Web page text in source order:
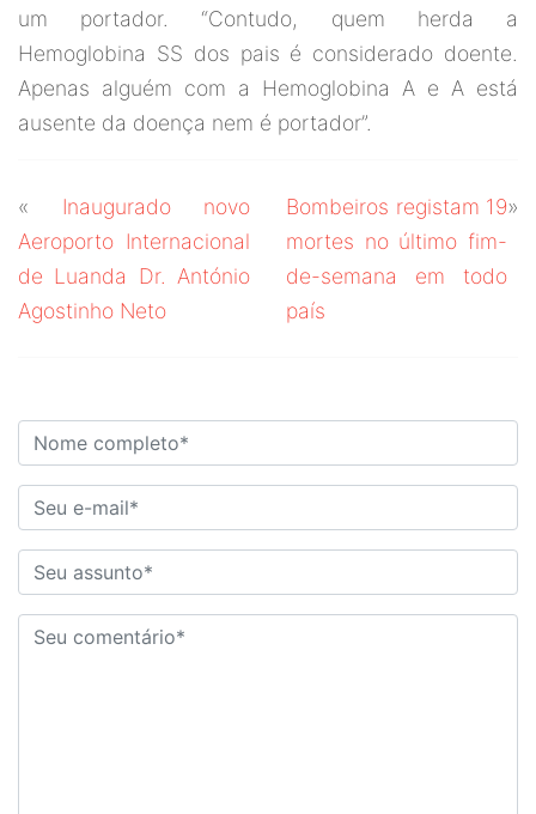
um portador. “Contudo, quem herda a
Hemoglobina SS dos pais é considerado doente.
Apenas alguém com a Hemoglobina A e A está
ausente da doença nem é portador”.
« Inaugurado novo
Aeroporto Internacional
de Luanda Dr. António
Agostinho Neto
Bombeiros registam 19
mortes no último fim-
de-semana em todo
país
»